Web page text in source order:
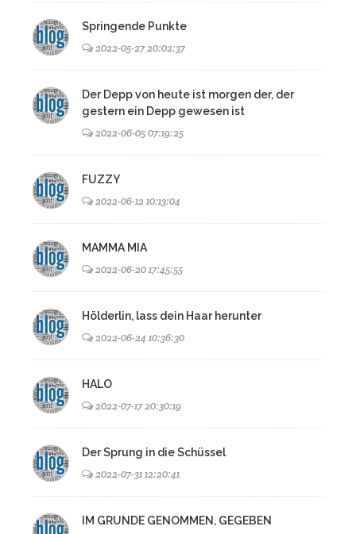
Springende Punkte
2022-05-27 20:02:37
Der Depp von heute ist morgen der, der
gestern ein Depp gewesen ist
2022-06-05 07:19:25
FUZZY
2022-06-12 10:13:04
MAMMA MIA
2022-06-20 17:45:55
Hölderlin, lass dein Haar herunter
2022-06-24 10:36:30
HALO
2022-07-17 20:30:19
Der Sprung in die Schüssel
2022-07-31 12:20:41
IM GRUNDE GENOMMEN, GEGEBEN